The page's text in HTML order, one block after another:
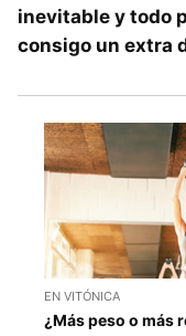
inevitable y todo
consigo un extra
EN VITÓNICA
¿Más peso o más